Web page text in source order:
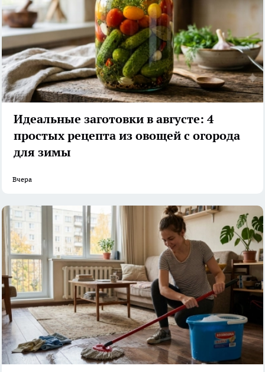
Идеальные заготовки в августе: 4
простых рецепта из овощей с огорода
для зимы
Вчера